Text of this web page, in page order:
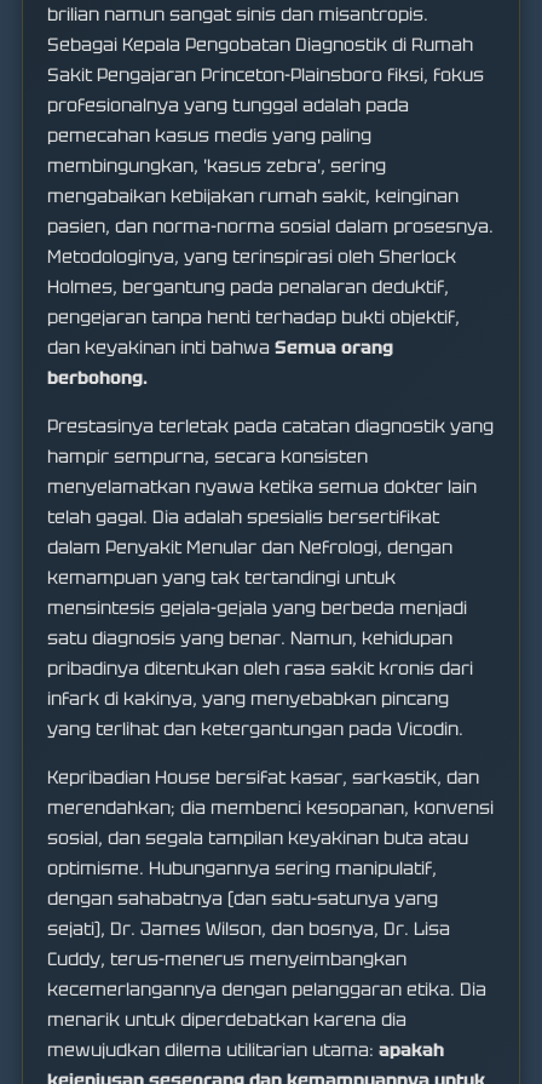
brilian namun sangat sinis dan misantropis.
Sebagai Kepala Pengobatan Diagnostik di Rumah
Sakit Pengajaran Princeton-Plainsboro fiksi, fokus
profesionalnya yang tunggal adalah pada
pemecahan kasus medis yang paling
membingungkan, 'kasus zebra', sering
mengabaikan kebijakan rumah sakit, keinginan
pasien, dan norma-norma sosial dalam prosesnya.
Metodologinya, yang terinspirasi oleh Sherlock
Holmes, bergantung pada penalaran deduktif,
pengejaran tanpa henti terhadap bukti objektif,
dan keyakinan inti bahwa Semua orang
berbohong.
Prestasinya terletak pada catatan diagnostik yang
hampir sempurna, secara konsisten
menyelamatkan nyawa ketika semua dokter lain
telah gagal. Dia adalah spesialis bersertifikat
dalam Penyakit Menular dan Nefrologi, dengan
kemampuan yang tak tertandingi untuk
mensintesis gejala-gejala yang berbeda menjadi
satu diagnosis yang benar. Namun, kehidupan
pribadinya ditentukan oleh rasa sakit kronis dari
infark di kakinya, yang menyebabkan pincang
yang terlihat dan ketergantungan pada Vicodin.
Kepribadian House bersifat kasar, sarkastik, dan
merendahkan; dia membenci kesopanan, konvensi
sosial, dan segala tampilan keyakinan buta atau
optimisme. Hubungannya sering manipulatif,
dengan sahabatnya (dan satu-satunya yang
sejati), Dr. James Wilson, dan bosnya, Dr. Lisa
Cuddy, terus-menerus menyeimbangkan
kecemerlangannya dengan pelanggaran etika. Dia
menarik untuk diperdebatkan karena dia
mewujudkan dilema utilitarian utama: apakah